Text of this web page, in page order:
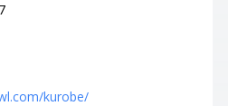
kurobe/